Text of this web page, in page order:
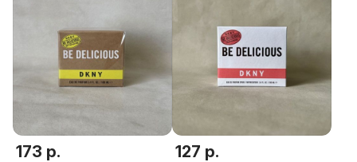
173 р. 127 р.